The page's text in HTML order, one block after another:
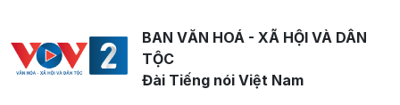
BAN VĂN HOÁ - XÃ HỘI VÀ DÂN
TỘC
Đài Tiếng nói Việt Nam